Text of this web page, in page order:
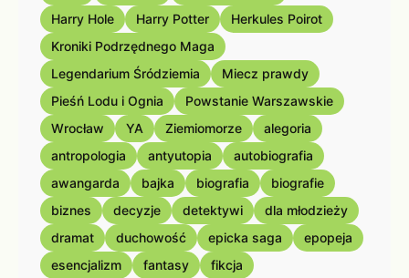
Harry Hole
Harry Potter
Herkules Poirot
Kroniki Podrzędnego Maga
Legendarium Śródziemia
Miecz prawdy
Pieśń Lodu i Ognia
Powstanie Warszawskie
Wrocław
YA Ziemiomorze
alegoria
antropologia
antyutopia
autobiografia
awangarda
bajka biografia
biografie
biznes
decyzje detektywi
dla młodzieży
dramat
duchowość epicka saga
epopeja
esencjalizm
fantasy
fikcja